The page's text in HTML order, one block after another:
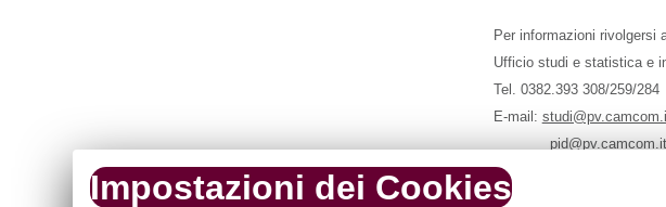
Per informazioni rivolgersi
Ufficio studi e statistica e
Tel. 0382.393 308/259/284
E-mail:
pid@pv.camcom.it
Impostazioni dei Cookies